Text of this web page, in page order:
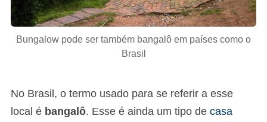
Bungalow pode ser também bangalô em países como o
Brasil
No Brasil, o termo usado para se referir a esse
local é bangalô. Esse é ainda um tipo de casa